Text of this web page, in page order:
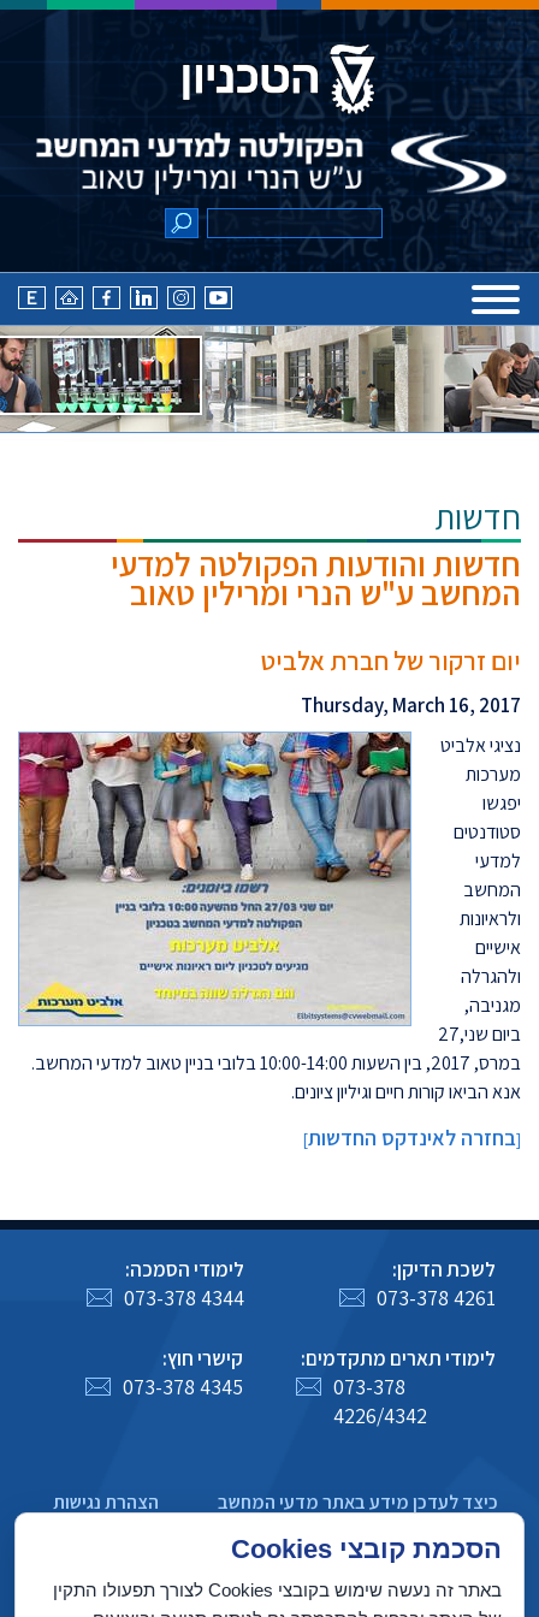
חדשות
חדשות והודעות הפקולטה למדעי
המחשב ע"ש הנרי ומרילין טאוב
יום זרקור של חברת אלביט
Thursday, March 16, 2017
נציגי אלביט
מערכות
יפגשו
סטודנטים
למדעי
המחשב
ולראיונות
אישיים
ולהגרלה
מגניבה,
ביום שני,27
במרס, 2017, בין השעות 10:00-14:00 בלובי בניין טאוב למדעי המחשב.
אנא הביאו קורות חיים וגיליון ציונים.
[בחזרה לאינדקס החדשות]
לשכת הדיקן:
073-378 4261
לימודי הסמכה:
073-378 4344
לימודי תארים מתקדמים:
073-378
4226/4342
קישרי חוץ:
073-378 4345
כיצד לעדכן מידע באתר מדעי המחשב
הצהרת נגישות
מדיניות פרטיות הסכמת קובצי Cookies
באתר זה נעשה שימוש בקובצי Cookies לצורך תפעולו התקין